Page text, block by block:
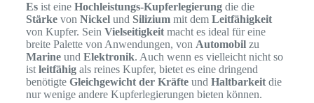
Esist eine Hochleistungs-Kupferlegierungdie die
Stärkevon Nickelund Siliziummit dem Leitfähigkeit
von Kupfer. Sein Vielseitigkeitmacht es ideal für eine
breite Palette von Anwendungen, von Automobilzu
Marineund Elektronik. Auch wenn es vielleicht nicht so
istleitfähigals reines Kupfer, bietet es eine dringend
benötigte Gleichgewicht der Kräfteund Haltbarkeitdie
nur wenige andere Kupferlegierungen bieten können.